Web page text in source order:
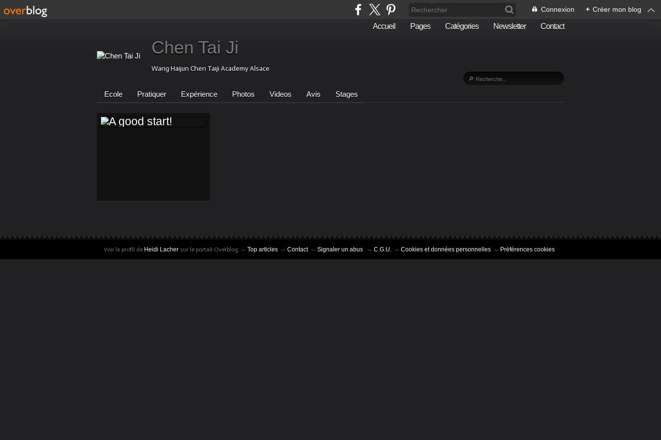
Connexion + Créer mon blog
Accueil Pages Catégories Newsletter Contact
Chen Tai Ji
Wang Haijun Chen Taiji Academy Alsace
Ecole Pratiquer Expérience Photos Videos Avis Stages
Voir le profil de Heidi Lachersur le portail Overblog Top articles Contact Signaler un abus C.G.U. Cookies et données personnelles Préférences cookies